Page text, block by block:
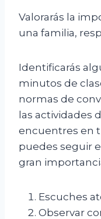
Valorarás la
una familia,
Identificarás
minutos de
normas de
las actividades
encuentres en
puedes seguir
gran
Escuches
Observar